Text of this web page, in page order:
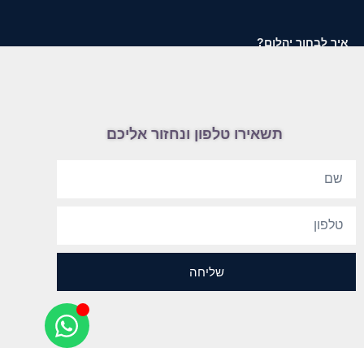
איך לבחור יהלום?
תשאירו טלפון ונחזור אליכם
שליחה